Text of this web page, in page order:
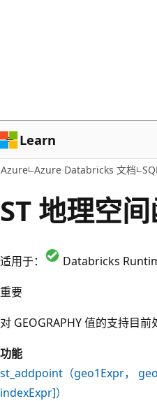
容
Learn
Azure Azure Databricks 文档
ST 地理空
适用于：
Databricks
重要
对 GEOGRAPHY 值的支持目前
功能
st_addpoint（geo1Expr，
indexExpr]）